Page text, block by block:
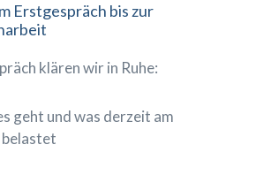
Erstgespräch bis zur
klären wir in Ruhe:
geht und was derzeit am